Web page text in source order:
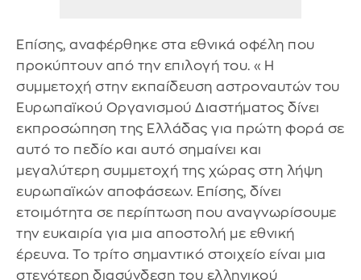
Επίσης, αναφέρθηκε στα εθνικά οφέλη που
προκύπτουν από την επιλογή του. «Η
συμμετοχή στην εκπαίδευση αστροναυτών του
Ευρωπαϊκού Οργανισμού Διαστήματος δίνει
εκπροσώπηση της Ελλάδας για πρώτη φορά σε
αυτό το πεδίο και αυτό σημαίνει και
μεγαλύτερη συμμετοχή της χώρας στη λήψη
ευρωπαϊκών αποφάσεων. Επίσης, δίνει
ετοιμότητα σε περίπτωση που αναγνωρίσουμε
την ευκαιρία για μια αποστολή με εθνική
έρευνα. Το τρίτο σημαντικό στοιχείο είναι μια
στενότερη διασύνδεση του ελληνικού